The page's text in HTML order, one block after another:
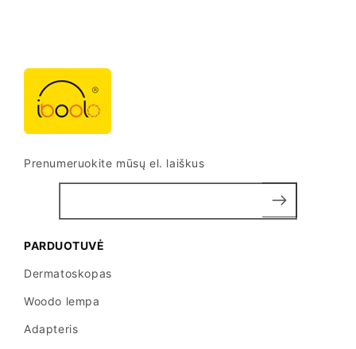
Prenumeruokite mūsų el. laiškus
PARDUOTUVĖ
Dermatoskopas
Woodo lempa
Adapteris